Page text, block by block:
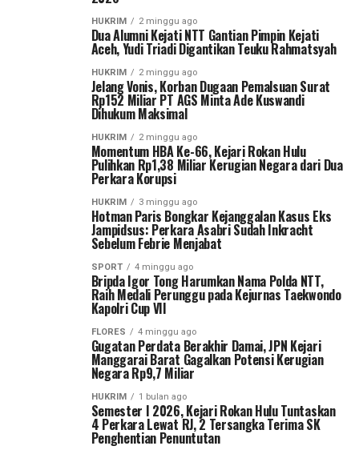
HUKRIM 2 minggu ago
Dua Alumni Kejati NTT Gantian Pimpin Kejati
Aceh, Yudi Triadi Digantikan Teuku Rahmatsyah
HUKRIM 2 minggu ago
Jelang Vonis, Korban Dugaan Pemalsuan Surat
Rp152 Miliar PT AGS Minta Ade Kuswandi
Dihukum Maksimal
HUKRIM 2 minggu ago
Momentum HBA Ke-66, Kejari Rokan Hulu
Pulihkan Rp1,38 Miliar Kerugian Negara dari Dua
Perkara Korupsi
HUKRIM 3 minggu ago
Hotman Paris Bongkar Kejanggalan Kasus Eks
Jampidsus: Perkara Asabri Sudah Inkracht
Sebelum Febrie Menjabat
SPORT 4 minggu ago
Bripda Igor Tong Harumkan Nama Polda NTT,
Raih Medali Perunggu pada Kejurnas Taekwondo
Kapolri Cup VII
FLORES 4 minggu ago
Gugatan Perdata Berakhir Damai, JPN Kejari
Manggarai Barat Gagalkan Potensi Kerugian
Negara Rp9,7 Miliar
HUKRIM 1 bulan ago
Semester I 2026, Kejari Rokan Hulu Tuntaskan
4 Perkara Lewat RJ, 2 Tersangka Terima SK
Penghentian Penuntutan